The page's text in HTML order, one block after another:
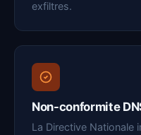
exfiltres.
Non-conformite
La Directive Nationale